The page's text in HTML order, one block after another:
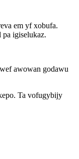
em yf xobufa.
igiselukaz.
awowan godawu
Ta vofugybijy